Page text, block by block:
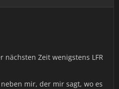
Zeit wenigstens LFR
mir, der mir sagt, wo es